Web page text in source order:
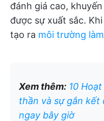
đánh giá cao,
được sự xuất sắc.
tạo ra môi trường
Xem thêm: 10
thần và sự gắn kết
ngay bây giờ